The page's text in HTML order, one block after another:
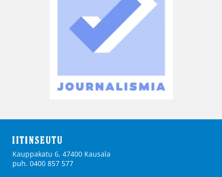
Kauppakatu 6, 47400 Kausala
puh. 0400 857 577